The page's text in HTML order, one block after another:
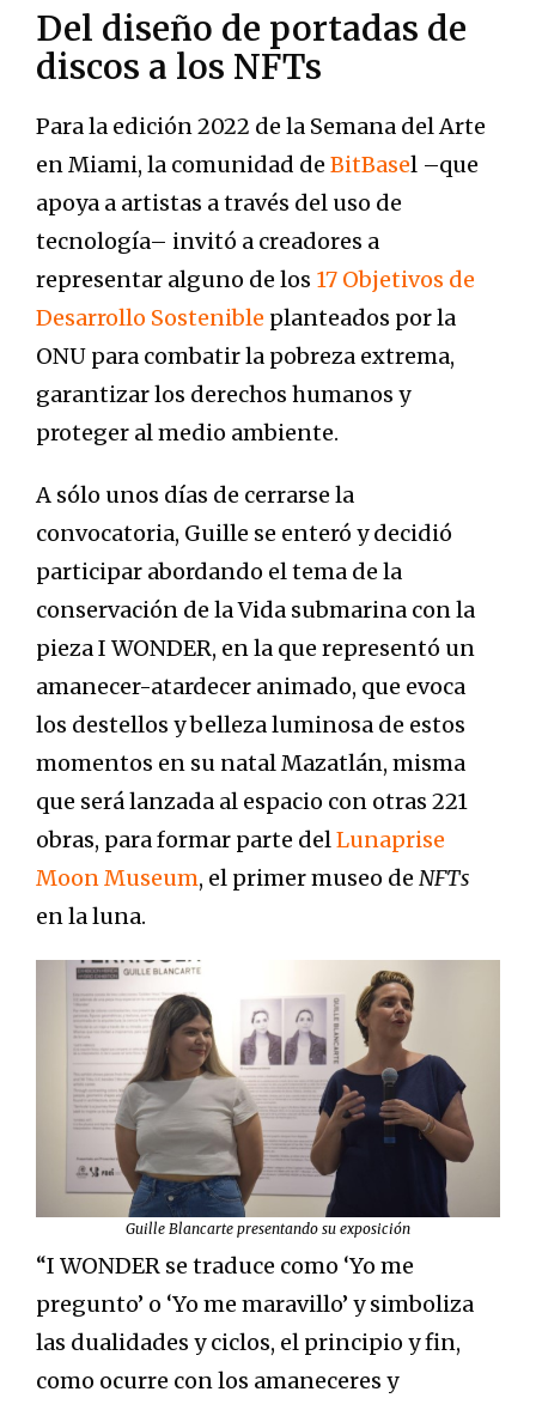
Del diseño de portadas de
discos a los NFTs
Para la edición 2022 de la Semana del Arte
en Miami, la comunidad de BitBasel –que
apoya a artistas a través del uso de
tecnología– invitó a creadores a
representar alguno de los 17 Objetivos de
Desarrollo Sostenible planteados por la
ONU para combatir la pobreza extrema,
garantizar los derechos humanos y
proteger al medio ambiente.
A sólo unos días de cerrarse la
convocatoria, Guille se enteró y decidió
participar abordando el tema de la
conservación de la Vida submarina con la
pieza I WONDER, en la que representó un
amanecer-atardecer animado, que evoca
los destellos y belleza luminosa de estos
momentos en su natal Mazatlán, misma
que será lanzada al espacio con otras 221
obras, para formar parte delLunaprise
Moon Museum, el primer museo de NFTs
en la luna.
Guille Blancarte presentando su exposición
“I WONDER se traduce como ‘Yo me
pregunto’ o ‘Yo me maravillo’ y simboliza
las dualidades y ciclos, el principio y fin,
como ocurre con los amaneceres y